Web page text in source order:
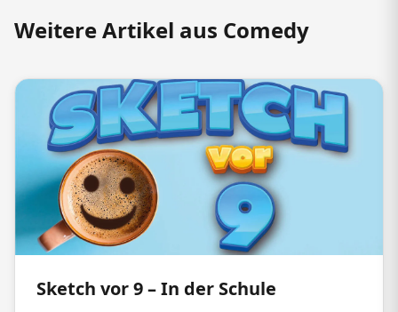
Weitere Artikel aus Comedy
Sketch vor 9 – In der Schule